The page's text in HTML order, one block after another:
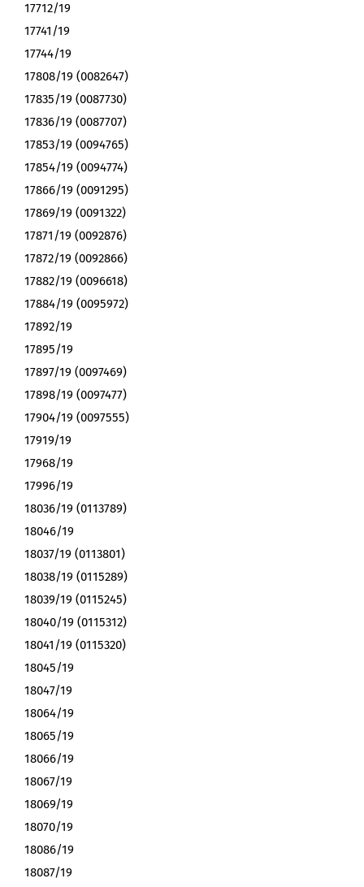
17712/19
17741/19
17744/19
17808/19 (0082647)
17835/19 (0087730)
17836/19 (0087707)
17853/19 (0094765)
17854/19 (0094774)
17866/19 (0091295)
17869/19 (0091322)
17871/19 (0092876)
17872/19 (0092866)
17882/19 (0096618)
17884/19 (0095972)
17892/19
17895/19
17897/19 (0097469)
17898/19 (0097477)
17904/19 (0097555)
17919/19
17968/19
17996/19
18036/19 (0113789)
18046/19
18037/19 (0113801)
18038/19 (0115289)
18039/19 (0115245)
18040/19 (0115312)
18041/19 (0115320)
18045/19
18047/19
18064/19
18065/19
18066/19
18067/19
18069/19
18070/19
18086/19
18087/19